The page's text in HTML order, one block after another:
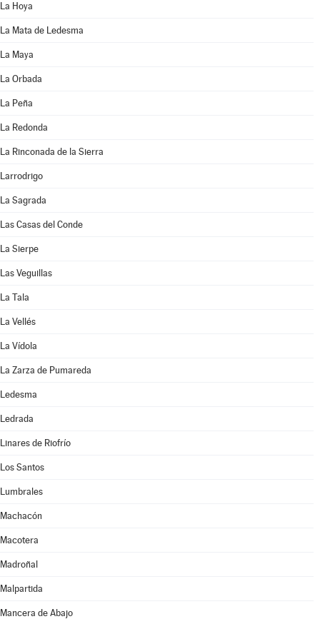
La Hoya
La Mata de Ledesma
La Maya
La Orbada
La Peña
La Redonda
La Rinconada de la Sierra
Larrodrigo
La Sagrada
Las Casas del Conde
La Sierpe
Las Veguillas
La Tala
La Vellés
La Vídola
La Zarza de Pumareda
Ledesma
Ledrada
Linares de Riofrío
Los Santos
Lumbrales
Machacón
Macotera
Madroñal
Malpartida
Mancera de Abajo